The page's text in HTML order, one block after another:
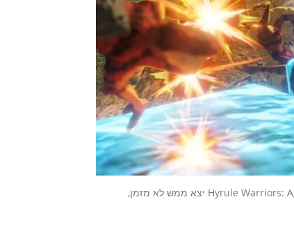
החלק הראשון ב-Expansion Pass של המשחק הנהדר Hyrule Warriors: Age of Calamity יצא ממש לא מזמן,